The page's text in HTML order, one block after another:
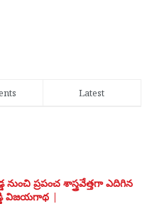
Latest
ప్రపంచ శాస్త్రవేత్తగా ఎదిగిన
విజయగాథ |